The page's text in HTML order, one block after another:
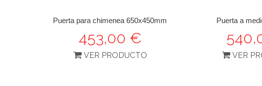
Puerta para chimenea 650x450mm
453,00 €
VER PRODUCTO
Puerta a
VER